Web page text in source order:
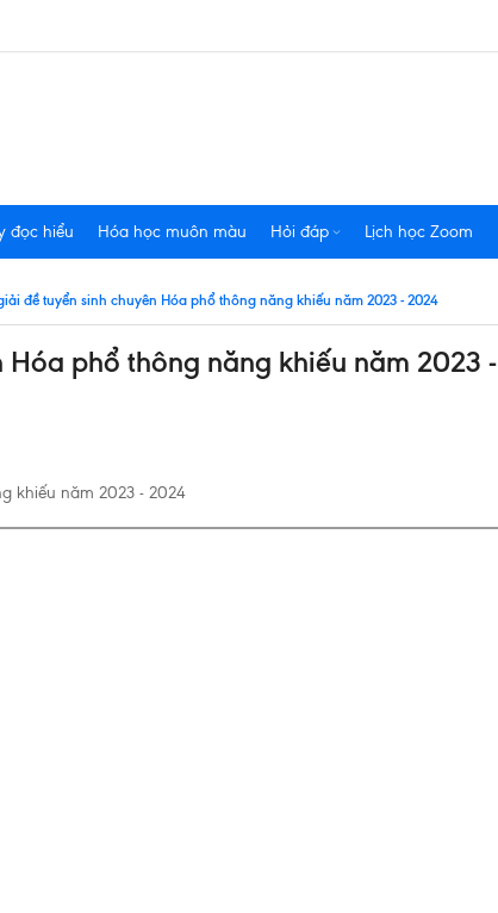
đọc hiểu Hóa học muôn màu Hỏi đáp Lịch học Zoom
đề tuyển sinh chuyên Hóa phổ thông năng khiếu năm 2023 - 2024
phổ thông năng khiếu năm 2023 -
khiếu năm 2023 - 2024